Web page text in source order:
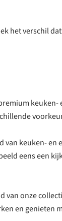
het verschil
keuken-
eens een
onze
en genieten